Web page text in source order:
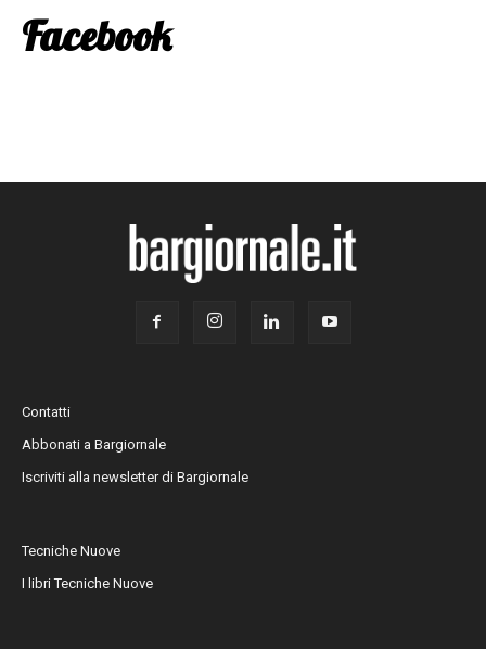
Facebook
Contatti
Abbonati a Bargiornale
Iscriviti alla newsletter di Bargiornale
Tecniche Nuove
I libri Tecniche Nuove